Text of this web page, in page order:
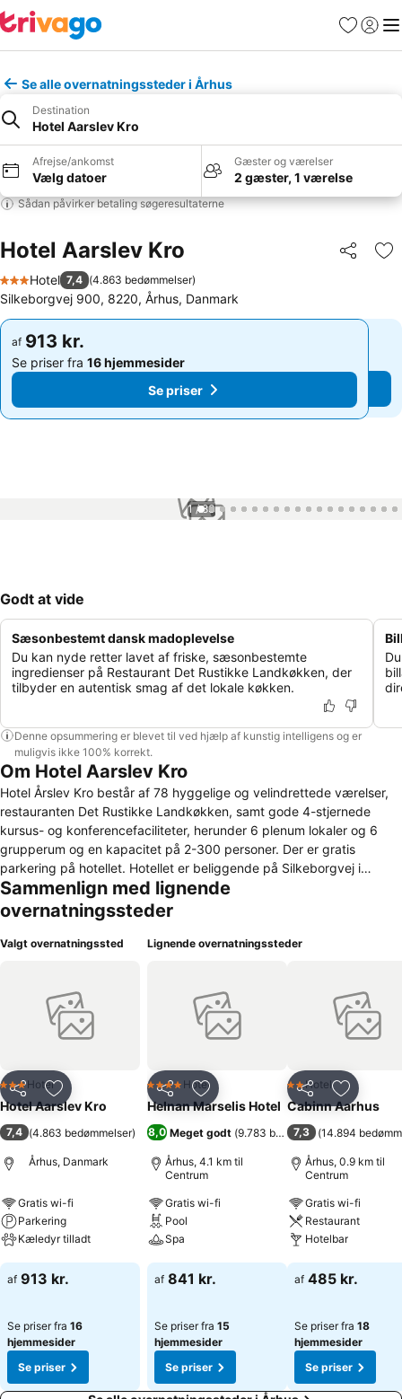
Favoritter
Log ind
Se alle overnatningssteder i Århus
Destination
Hotel Aarslev Kro
Afrejse/ankomst
Vælg datoer
Gæster og værelser
2 gæster, 1 værelse
Sådan påvirker betaling søgeresultaterne
Hotel Aarslev Kro Del
3 Stjerner
Hotel 7,4 (4.863 bedømmelser)
Silkeborgvej 900, 8220, Århus, Danmark
af 913 kr.
Se priser fra 16 hjemmesider
Se priser
af 913 kr.
Se priser fra 16 hjemmesider
Se priser
1 / 83
Godt at vide
Sæsonbestemt dansk madoplevelse
Du kan nyde retter lavet af friske, sæsonbestemte
ingredienser på Restaurant Det Rustikke Landkøkken, der
tilbyder en autentisk smag af det lokale køkken.
Denne opsummering er blevet til ved hjælp af kunstig intelligens og er
muligvis ikke 100% korrekt.
Om Hotel Aarslev Kro
Hotel Årslev Kro består af 78 hyggelige og velindrettede værelser,
restauranten Det Rustikke Landkøkken, samt gode 4-stjernede
kursus- og konferencefaciliteter, herunder 6 plenum lokaler og 6
grupperum og en kapacitet på 2-300 personer. Der er gratis
parkering på hotellet. Hotellet er beliggende på Silkeborgvej i
Brabrand med kun ca. 10 km til centrum af Århus. Hotel Årslev Kro
byder på mange forskellige faciliteter som f.eks. fodboldbane,
sandkasse, legehus/sandkasse, gynger, grønt område, udendørs
borde og bænke, en hyggelig restaurant, samt motel- og
bygninger. Den første blev opført i midten af 1800-tallet, og de
senere tilbygninger er opført i 1974. Den oprindelige bygning var en
landbrugsejendom og blev senere omdannet til en "landevejskro".
Sammenlign med lignende
overnatningssteder
Valgt overnatningssted
Del Føj til favoritter
3 Stjerner
Hotel
Hotel Aarslev Kro
7,4 (4.863 bedømmelser)
Århus, Danmark
Gratis wi-fi
Parkering
Kæledyr tilladt
Se priser
af 913 kr.
Se priser fra 16
hjemmesider
Se priser
Lignende overnatningssteder
Del Føj til favoritter
4 StjernerHotel
Helnan Marselis Hotel
8,0 Meget godt (9.783 bedømmelser)
Århus, 4.1 km til
Centrum
Gratis wi-fi
Pool
Spa
Se priser
af 841 kr.
Se priser fra 15
hjemmesider
Se priser
Del Føj til
2 Stjerner
Hotel
Cabinn Aarhus
7,3 (14.894
Århus, 0.9 km til
Centrum
Gratis wi-fi
Restaurant
Hotelbar
Se priser
af 485 kr.
Se priser fra 18
hjemmesider
Se priser